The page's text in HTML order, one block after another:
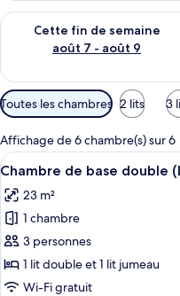
Cette fin de semaine
août 7 - août 9
Vérifier la disponibilité
Filtres
disponibles
pour
les
chambres
Toutes les chambres 2 lits 3
Affichage de 6 chambre(s) sur 6
Afficher
toutes
les
photos
pour
ce
type
5
Chambre de base double
23 m²
1 chambre
3 personnes
1 lit double et 1 lit jumeau
Wi-Fi gratuit